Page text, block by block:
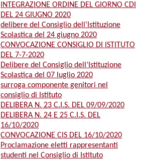
INTEGRAZIONE ORDINE DEL GIORNO CDI
DEL 24 GIUGNO 2020
delibere del Consiglio dell’Istituzione
Scolastica del 24 giugno 2020
CONVOCAZIONE CONSIGLIO DI ISTITUTO
DEL 7-7-2020
Delibere del Consiglio dell’Istituzione
Scolastica del 07 luglio 2020
surroga componente genitori nel
consiglio di Istituto
DELIBERA N. 23 C.I.S. DEL 09/09/2020
DELIBERA N. 24 E 25 C.I.S. DEL
16/10/2020
CONVOCAZIONE CIS DEL 16/10/2020
Proclamazione eletti rappresentanti
studenti nel Consiglio di Istituto